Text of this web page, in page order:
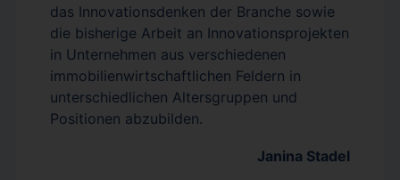
das Innovationsdenken der Branche sowie
die bisherige Arbeit an Innovationsprojekten
in Unternehmen aus verschiedenen
immobilienwirtschaftlichen Feldern in
unterschiedlichen Altersgruppen und
Positionen abzubilden.
Janina Stadel